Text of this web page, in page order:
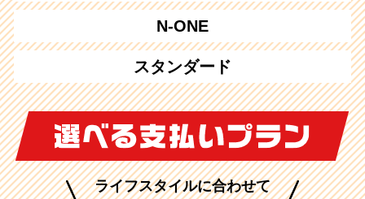
N-ONE
スタンダード
ライフスタイルに合わせて